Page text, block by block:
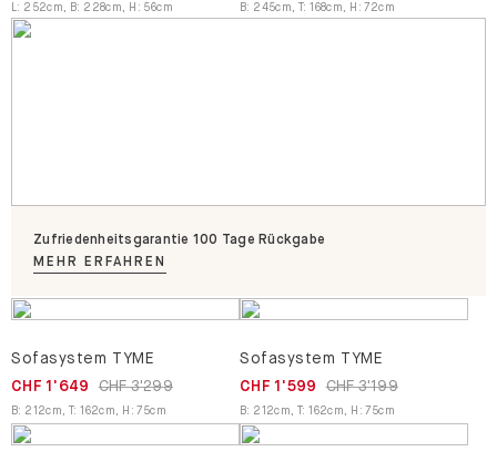
: 252cm B: 228cm H : 56cm B: 245cm ,T:168cm H :72cm
Zufriedenheitsgarantie 100 Tage Rückgabe
MEHR ERFAHREN
Sofasystem TYME
CHF 3'299
CHF 1'649
B: 212cm ,T:162cm H :75cm
Sofasystem TYME
CHF 3'199
CHF 1'599
B: 212cm ,T:162cm H :75cm